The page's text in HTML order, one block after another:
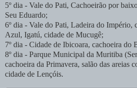
5º dia - Vale do Pati, Cachoeirão por
Seu Eduardo;
6º dia - Vale do Pati, Ladeira do Império,
Azul, Igatú, cidade de Mucugê;
7º dia - Cidade de Ibicoara, cachoeira do
8º dia - Parque Municipal da Muritiba
cachoeira da Primavera, salão das areias
cidade de Lençóis.